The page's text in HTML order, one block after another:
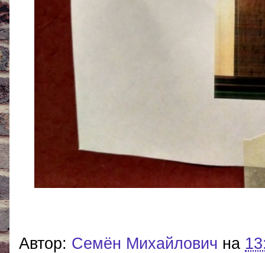
Автор: Cемён Михайлович на